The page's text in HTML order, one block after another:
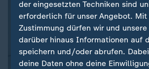
der eingesetzten Techniken sind
erforderlich für unser Angebot. Mit
Zustimmung dürfen wir und
darüber hinaus Informationen auf
speichern und/oder abrufen.
deine Daten ohne deine